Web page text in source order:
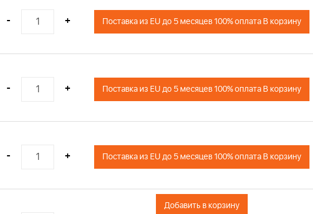
- + Поставка из EU до 5 месяцев 100% оплата В корзину
- + Поставка из EU до 5 месяцев 100% оплата В корзину
- + Поставка из EU до 5 месяцев 100% оплата В корзину
Добавить в корзину